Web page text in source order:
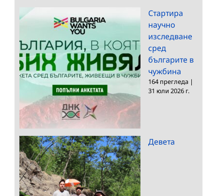
Стартира
научно
изследване
сред
българите в
чужбина
164 прегледа |
31 юли 2026 г.
Девета